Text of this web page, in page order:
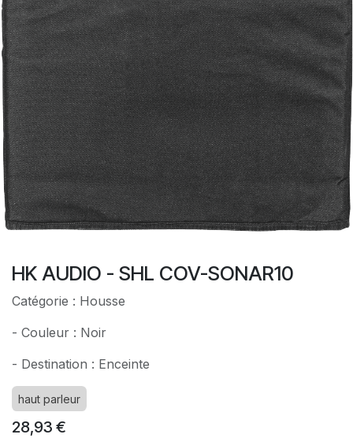
HK AUDIO - SHL COV-SONAR10
Catégorie : Housse
- Couleur : Noir
- Destination : Enceinte
haut parleur
28,93 €